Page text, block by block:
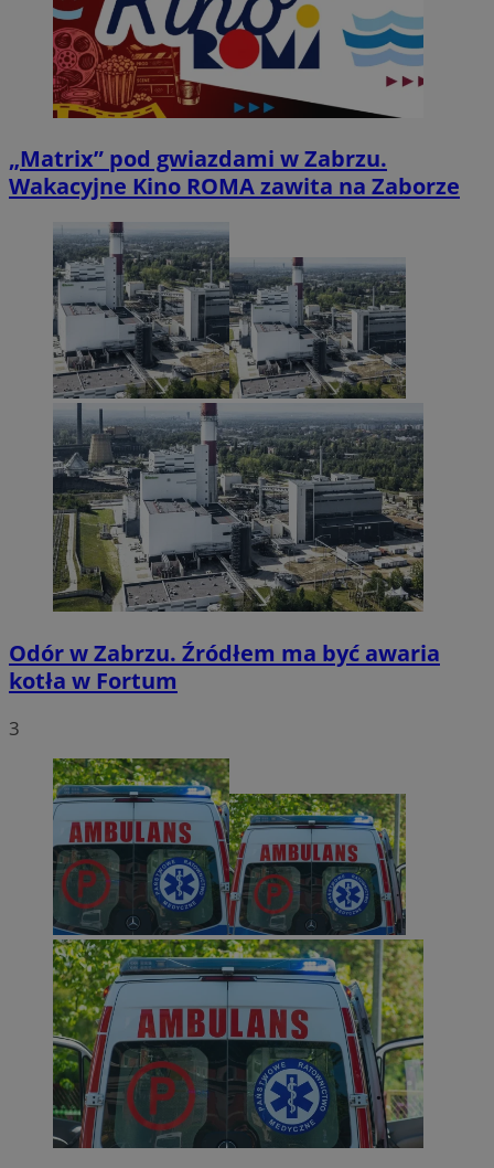
„Matrix” pod gwiazdami w Zabrzu.
Wakacyjne Kino ROMA zawita na Zaborze
Odór w Zabrzu. Źródłem ma być awaria
kotła w Fortum
3